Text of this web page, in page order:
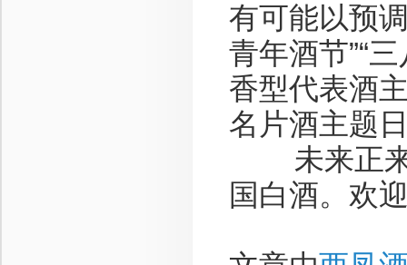
有可能以预
青年酒节”“
香型代表酒
名片酒主题
未来正来
国白酒。欢